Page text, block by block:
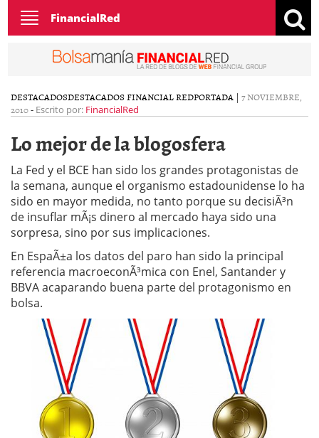
Toggle
navigation
FinancialRed
DESTACADOSDESTACADOS FINANCIAL REDPORTADA | 7 NOVIEMBRE,
2010- Escrito por: FinancialRed
Lo mejor de la blogosfera
La Fed y el BCE han sido los grandes protagonistas de
la semana, aunque el organismo estadounidense lo ha
sido en mayor medida, no tanto porque su decisiÃ³n
de insuflar mÃ¡s dinero al mercado haya sido una
sorpresa, sino por sus implicaciones.
En EspaÃ±a los datos del paro han sido la principal
referencia macroeconÃ³mica con Enel, Santander y
BBVA acaparando buena parte del protagonismo en
bolsa.